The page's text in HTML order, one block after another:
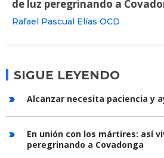
de luz peregrinando a
Rafael Pascual Elías OCD
SIGUE LEYENDO
Alcanzar necesita paciencia y
En unión con los mártires: así
peregrinando a Covadonga